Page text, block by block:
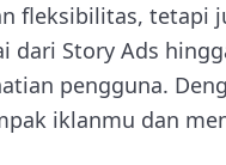
fleksibilitas, tetapi
Story Ads
pengguna.
iklanmu dan